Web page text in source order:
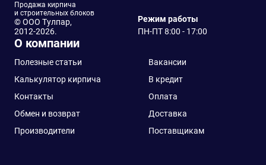
Продажа кирпича
и строительных блоков
© ООО Тулпар,
2012-2026.
Режим работы
ПН-ПТ 8:00 - 17:00
О компании
Полезные статьи
Вакансии
Калькулятор кирпича
В кредит
Контакты
Оплата
Обмен и возврат
Доставка
Производители
Поставщикам